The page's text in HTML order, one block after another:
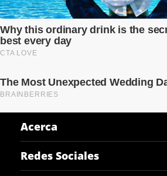
Acerca
CONTÁCTANOS
Redes Sociales